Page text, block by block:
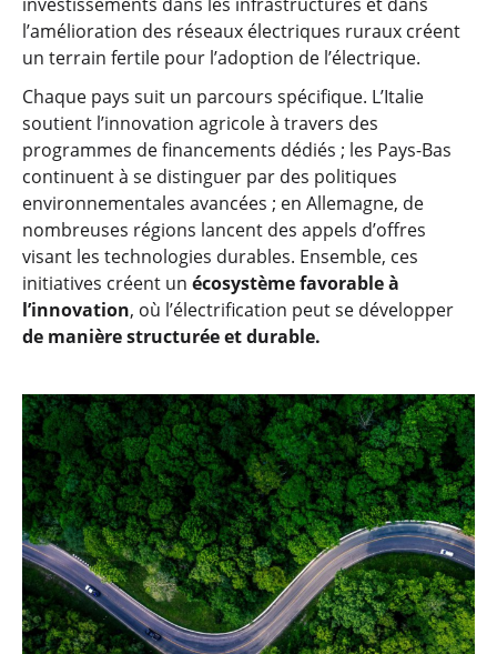
l’amélioration des réseaux électriques ruraux créent
un terrain fertile pour l’adoption de l’électrique.
Chaque pays suit un parcours spécifique. L’Italie
soutient l’innovation agricole à travers des
programmes de financements dédiés ; les Pays-Bas
continuent à se distinguer par des politiques
environnementales avancées ; en Allemagne, de
nombreuses régions lancent des appels d’offres
visant les technologies durables. Ensemble, ces
initiatives créent un écosystème favorable à
l’innovation, où l’électrification peut se développer
de manière structurée et durable.